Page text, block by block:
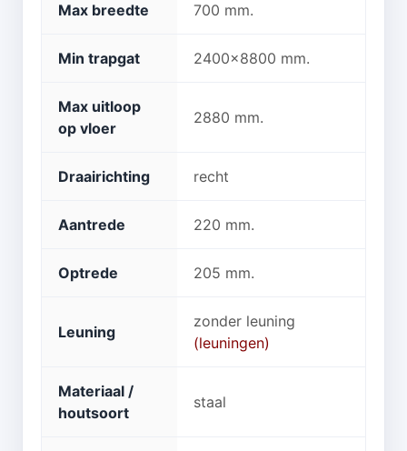
Max breedte 700 mm.
Min trapgat 2400x8800 mm.
Max uitloop
op vloer
2880 mm.
Draairichting recht
Aantrede 220 mm.
Optrede 205 mm.
Leuning
zonder leuning
(leuningen)
Materiaal /
houtsoort
staal